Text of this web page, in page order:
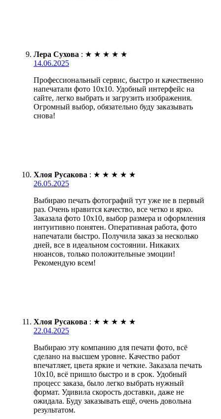
Лера Сухова : ★ ★ ★ ★ ★
14.06.2025
Профессиональный сервис, быстро и качественно
напечатали фото 10х10. Удобный интерфейс на
сайте, легко выбрать и загрузить изображения.
Огромный выбор, обязательно буду заказывать
снова!
Хлоя Русакова : ★ ★ ★ ★ ★
26.05.2025
Выбираю печать фотографий тут уже не в первый
раз. Очень нравится качество, все четко и ярко.
Заказала фото 10х10, выбор размера и оформления
интуитивно понятен. Оперативная работа, фото
напечатали быстро. Получила заказ за несколько
дней, все в идеальном состоянии. Никаких
нюансов, только положительные эмоции!
Рекомендую всем!
Хлоя Русакова : ★ ★ ★ ★ ★
22.04.2025
Выбираю эту компанию для печати фото, всё
сделано на высшем уровне. Качество работ
впечатляет, цвета яркие и четкие. Заказала печать
10х10, всё пришло быстро и в срок. Удобный
процесс заказа, было легко выбрать нужный
формат. Удивила скорость доставки, даже не
ожидала. Буду заказывать ещё, очень довольна
результатом.